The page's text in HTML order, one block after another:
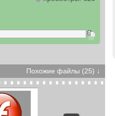
Похожие файлы (25) ↓